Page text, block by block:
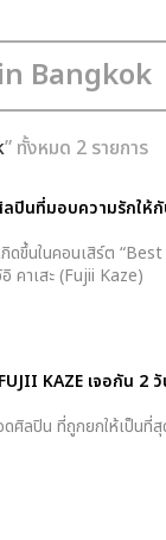
” ทั้งหมด 2 รายการ
ลปินที่มอบความรักให้
ดขึ้นในคอนเสิร์ต
คาเสะ (Fujii Kaze)
KAZE เจอกัน 2
ดศิลปิน ที่ถูกยกให้เป็น